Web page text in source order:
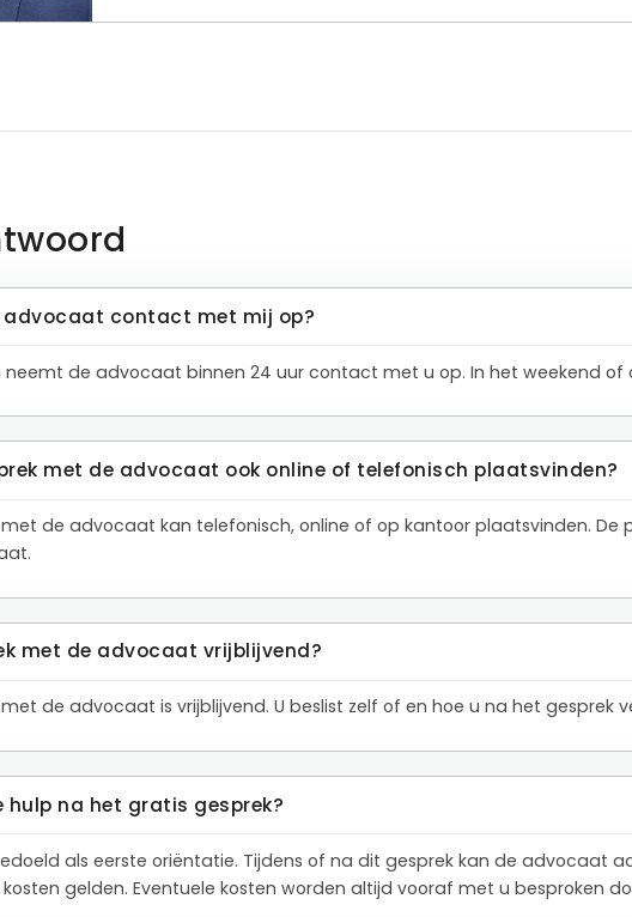
advocaat contact met mij op?
neemt de advocaat binnen 24 uur contact met u op. In het weekend
met de advocaat ook online of telefonisch plaatsvinden?
de advocaat kan telefonisch, online of op kantoor plaatsvinden.
met de advocaat vrijblijvend?
de advocaat is vrijblijvend. U beslist zelf of en hoe u na het gesprek
na het gratis gesprek?
als eerste oriëntatie. Tijdens of na dit gesprek kan de advocaat
gelden. Eventuele kosten worden altijd vooraf met u besproken